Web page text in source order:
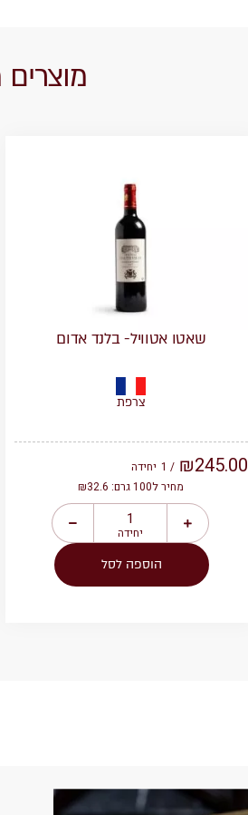
שאטו אטוויל- בלנד אדום
צרפת
₪245.00
/ 1
יחידה
מחיר ל100 גרם: ₪32.6
יחידה
הוספה לסל